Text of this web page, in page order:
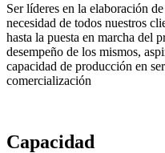
Ser líderes en la elaboración
necesidad de todos nuestros
hasta la puesta en marcha del
desempeño de los mismos,
capacidad de producción en
comercialización
Capacidad